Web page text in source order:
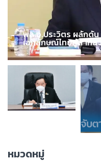
พล.อ.ประวิตร ผลักดัน
เอกลักษณ์ไทยสู่สากล
หมวดหมู่